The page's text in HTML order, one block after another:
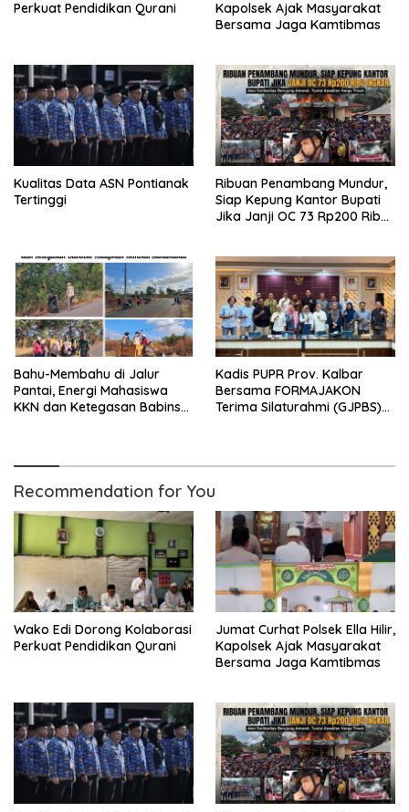
Perkuat Pendidikan Qurani
Kapolsek Ajak Masyarakat
Bersama Jaga Kamtibmas
Kualitas Data ASN Pontianak
Tertinggi
Ribuan Penambang Mundur,
Siap Kepung Kantor Bupati
Jika Janji OC 73 Rp200 Ribu
Bahu-Membahu di Jalur
Pantai, Energi Mahasiswa
KKN dan Ketegasan Babinsa
Kadis PUPR Prov. Kalbar
Bersama FORMAJAKON
Terima Silaturahmi (GJPBS)
Recommendation for You
Wako Edi Dorong Kolaborasi
Perkuat Pendidikan Qurani
Jumat Curhat Polsek Ella Hilir,
Kapolsek Ajak Masyarakat
Bersama Jaga Kamtibmas